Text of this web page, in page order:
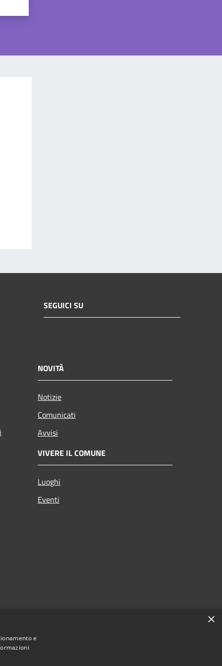
SEGUICI SU
NOVITÀ
Notizie
Comunicati
Avvisi
VIVERE IL COMUNE
Luoghi
Eventi
×
e